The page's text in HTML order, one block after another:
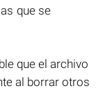
que se
que el archivo
al borrar otros